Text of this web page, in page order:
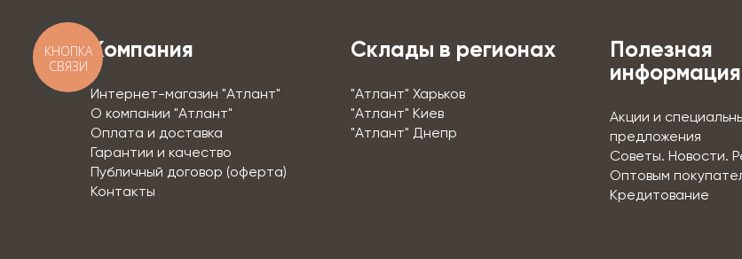
Компания
Интернет-магазин "Атлант"
О компании "Атлант"
Оплата и доставка
Гарантии и качество
Публичный договор (оферта)
Контакты
Склады в регионах
"Атлант" Харьков
"Атлант" Киев
"Атлант" Днепр
Полезная
информация
Акции и
предложения
Советы. Новости.
Оптовым
Кредитование
КНОПКА
СВЯЗИ